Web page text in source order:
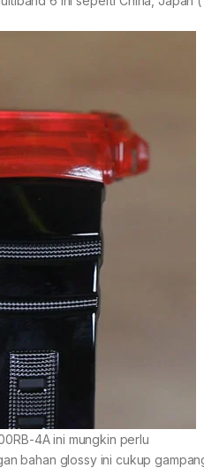
4A ini mungkin perlu
bahan glossy ini cukup